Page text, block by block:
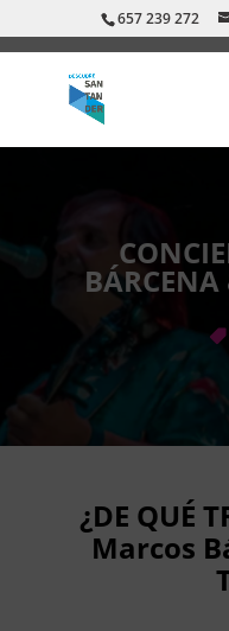
657 239 272
¿DE QUÉ
Marcos